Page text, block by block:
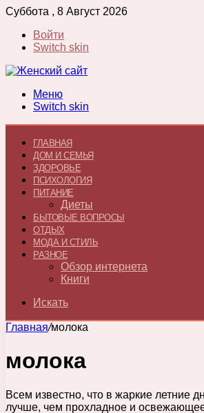
Суббота , 8 Август 2026
Войти
Switch skin
Меню
Switch skin
ГЛАВНАЯ
ДОМ И СЕМЬЯ
ЗДОРОВЬЕ
ПСИХОЛОГИЯ
ПИТАНИЕ
Диеты
БЫТОВЫЕ ВОПРОСЫ
ОТДЫХ
МОДА И СТИЛЬ
РАЗНОЕ
Обзор интернета
Книги
Искать
Главная/молока
молока
Всем известно, что в жаркие летние
лучше, чем прохладное и